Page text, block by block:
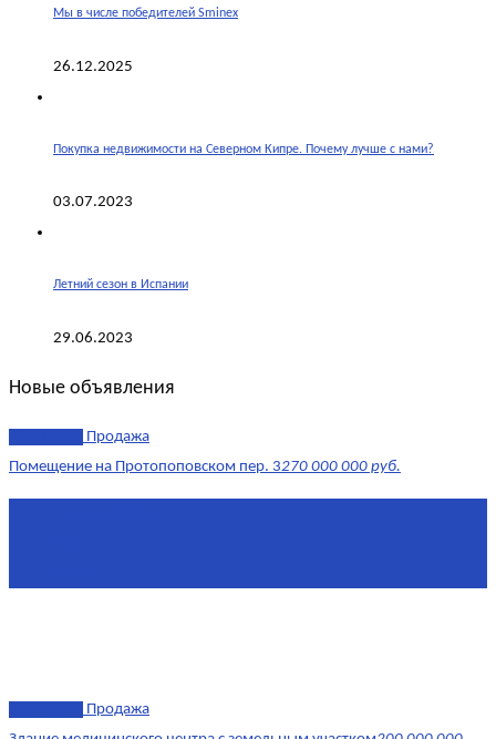
Мы в числе победителей Sminex
26.12.2025
Покупка недвижимости на Северном Кипре. Почему лучше с нами?
03.07.2023
Летний сезон в Испании
29.06.2023
Новые объявления
Продажа
Помещение на Протопоповском пер. 3270 000 000 руб.
Продажа